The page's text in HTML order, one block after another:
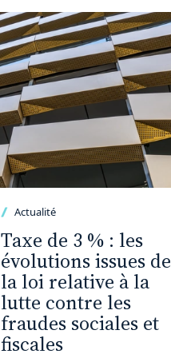
Actualité
Taxe de 3 % : les
évolutions issues de
la loi relative à la
lutte contre les
fraudes sociales et
fiscales